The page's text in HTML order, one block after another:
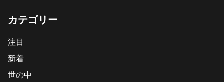
カテゴリー
注目
新着
世の中